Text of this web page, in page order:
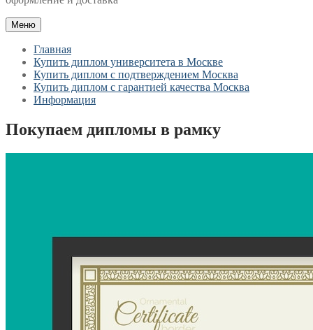
Меню
Главная
Купить диплом университета в Москве
Купить диплом с подтверждением Москва
Купить диплом с гарантией качества Москва
Информация
Покупаем дипломы в рамку